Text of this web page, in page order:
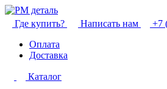
Где купить? Написать нам
+7
Оплата
Доставка
Каталог